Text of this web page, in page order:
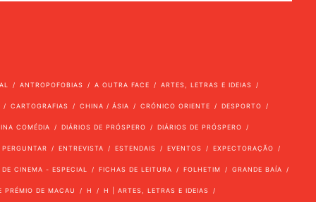
ANTROPOFOBIAS A OUTRA FACE ARTES, LETRAS E IDEIAS
CARTOGRAFIAS CHINA / ÁSIA CRÓNICO ORIENTE DESPORTO
COMÉDIA DIÁRIOS DE PRÓSPERO DIÁRIOS DE PRÓSPERO
ENTREVISTA ESTENDAIS EVENTOS EXPECTORAÇÃO
CINEMA - ESPECIAL FICHAS DE LEITURA FOLHETIM GRANDE BAÍA
PRÉMIO DE MACAU H H | ARTES, LETRAS E IDEIAS